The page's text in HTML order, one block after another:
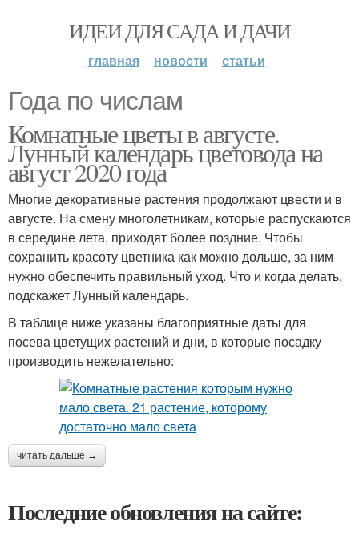
ИДЕИ ДЛЯ САДА И ДАЧИ
главная новости статьи
Года по числам
Комнатные цветы в августе.
Лунный календарь цветовода на
август 2020 года
Многие декоративные растения продолжают цвести и в
августе. На смену многолетникам, которые распускаются
в середине лета, приходят более поздние. Чтобы
сохранить красоту цветника как можно дольше, за ним
нужно обеспечить правильный уход. Что и когда делать,
подскажет Лунный календарь.
В таблице ниже указаны благоприятные даты для
посева цветущих растений и дни, в которые посадку
производить нежелательно:
читать дальше →
Последние обновления на сайте: